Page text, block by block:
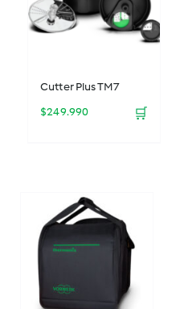
Cutter Plus TM7
$249.990 🛒